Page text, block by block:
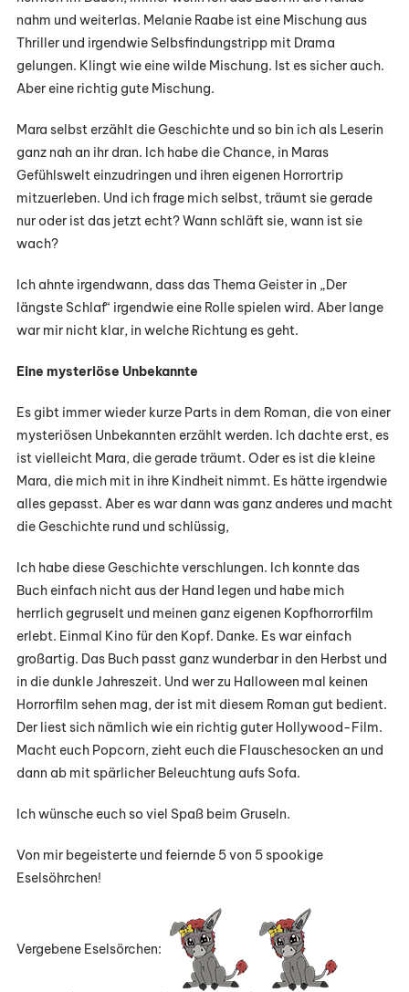
nahm und weiterlas. Melanie Raabe ist eine Mischung aus
Thriller und irgendwie Selbsfindungstripp mit Drama
gelungen. Klingt wie eine wilde Mischung. Ist es sicher auch.
Aber eine richtig gute Mischung.
Mara selbst erzählt die Geschichte und so bin ich als Leserin
ganz nah an ihr dran. Ich habe die Chance, in Maras
Gefühlswelt einzudringen und ihren eigenen Horrortrip
mitzuerleben. Und ich frage mich selbst, träumt sie gerade
nur oder ist das jetzt echt? Wann schläft sie, wann ist sie
wach?
Ich ahnte irgendwann, dass das Thema Geister in „Der
längste Schlaf“ irgendwie eine Rolle spielen wird. Aber lange
war mir nicht klar, in welche Richtung es geht.
Eine mysteriöse Unbekannte
Es gibt immer wieder kurze Parts in dem Roman, die von einer
mysteriösen Unbekannten erzählt werden. Ich dachte erst, es
ist vielleicht Mara, die gerade träumt. Oder es ist die kleine
Mara, die mich mit in ihre Kindheit nimmt. Es hätte irgendwie
alles gepasst. Aber es war dann was ganz anderes und macht
die Geschichte rund und schlüssig,
Ich habe diese Geschichte verschlungen. Ich konnte das
Buch einfach nicht aus der Hand legen und habe mich
herrlich gegruselt und meinen ganz eigenen Kopfhorrorfilm
erlebt. Einmal Kino für den Kopf. Danke. Es war einfach
großartig. Das Buch passt ganz wunderbar in den Herbst und
in die dunkle Jahreszeit. Und wer zu Halloween mal keinen
Horrorfilm sehen mag, der ist mit diesem Roman gut bedient.
Der liest sich nämlich wie ein richtig guter Hollywood-Film.
Macht euch Popcorn, zieht euch die Flauschesocken an und
dann ab mit spärlicher Beleuchtung aufs Sofa.
Ich wünsche euch so viel Spaß beim Gruseln.
Von mir begeisterte und feiernde 5 von 5 spookige
Eselsöhrchen!
Vergebene Eselsörchen: